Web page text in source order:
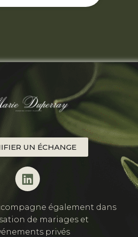
UN ÉCHANGE
également dans
de mariages et
privés